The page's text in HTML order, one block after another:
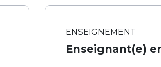
ENSEIGNEMENT
Enseignant(e)